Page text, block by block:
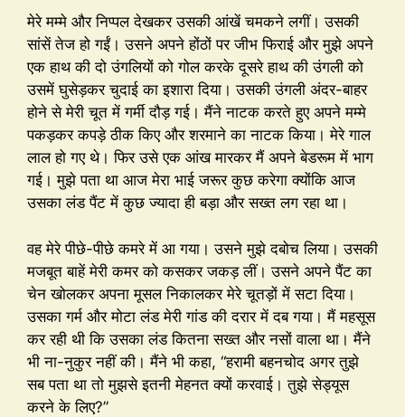
मेरे मम्मे और निप्पल देखकर उसकी आंखें चमकने लगीं। उसकी
सांसें तेज हो गईं। उसने अपने होंठों पर जीभ फिराई और मुझे अपने
एक हाथ की दो उंगलियों को गोल करके दूसरे हाथ की उंगली को
उसमें घुसेड़कर चुदाई का इशारा दिया। उसकी उंगली अंदर-बाहर
होने से मेरी चूत में गर्मी दौड़ गई। मैंने नाटक करते हुए अपने मम्मे
पकड़कर कपड़े ठीक किए और शरमाने का नाटक किया। मेरे गाल
लाल हो गए थे। फिर उसे एक आंख मारकर मैं अपने बेडरूम में भाग
गई। मुझे पता था आज मेरा भाई जरूर कुछ करेगा क्योंकि आज
उसका लंड पैंट में कुछ ज्यादा ही बड़ा और सख्त लग रहा था।
वह मेरे पीछे-पीछे कमरे में आ गया। उसने मुझे दबोच लिया। उसकी
मजबूत बाहें मेरी कमर को कसकर जकड़ लीं। उसने अपने पैंट का
चेन खोलकर अपना मूसल निकालकर मेरे चूतड़ों में सटा दिया।
उसका गर्म और मोटा लंड मेरी गांड की दरार में दब गया। मैं महसूस
कर रही थी कि उसका लंड कितना सख्त और नसों वाला था। मैंने
भी ना-नुकुर नहीं की। मैंने भी कहा, “हरामी बहनचोद अगर तुझे
सब पता था तो मुझसे इतनी मेहनत क्यों करवाई। तुझे सेड्यूस
करने के लिए?”